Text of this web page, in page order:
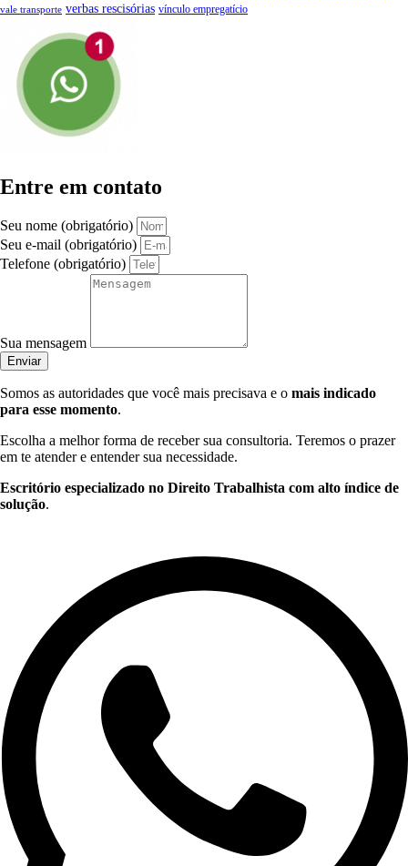
vale transporte verbas rescisórias vínculo empregatício
Entre em contato
Seu nome (obrigatório)
Seu e-mail (obrigatório)
Telefone (obrigatório)
Sua mensagem
Enviar
Somos as autoridades que você mais precisava e o mais indicado
para esse momento.
Escolha a melhor forma de receber sua consultoria. Teremos o prazer
em te atender e entender sua necessidade.
Escritório especializado no Direito Trabalhista com alto índice de
solução.